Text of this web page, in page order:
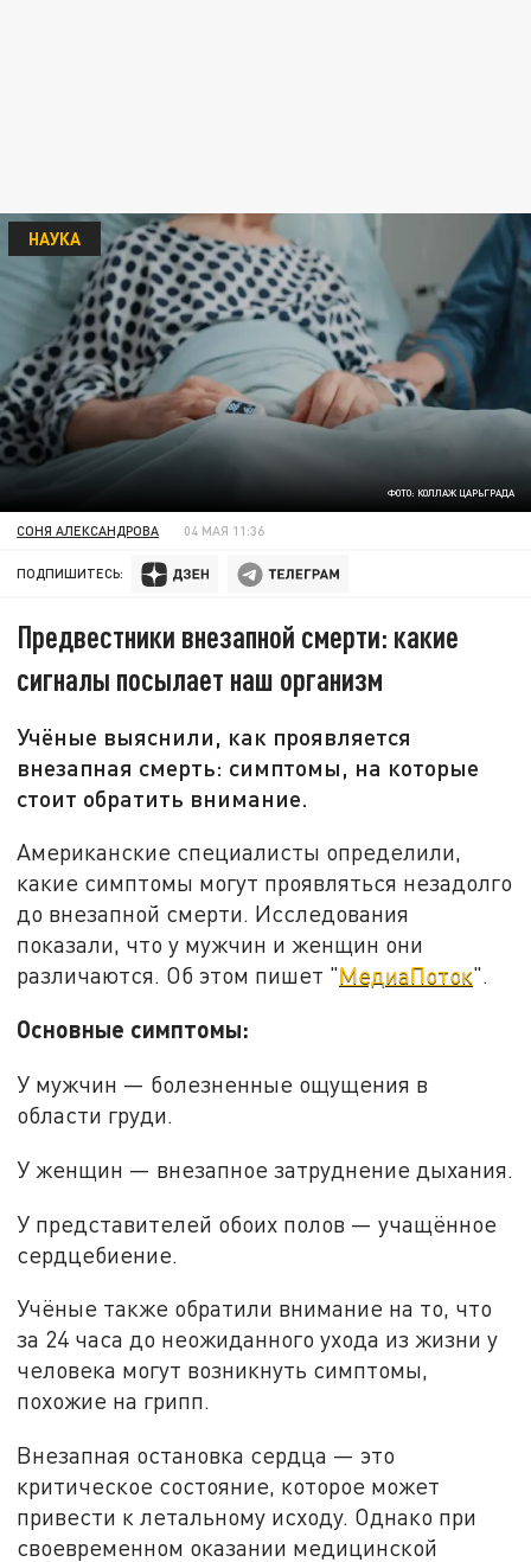
ФОТО: КОЛЛАЖ ЦАРЬГРАДА
НАУКА
СОНЯ АЛЕКСАНДРОВА 04 МАЯ 11:36
ПОДПИШИТЕСЬ:
Предвестники внезапной смерти: какие
сигналы посылает наш организм
Учёные выяснили, как проявляется
внезапная смерть: симптомы, на которые
стоит обратить внимание.
Американские специалисты определили,
какие симптомы могут проявляться незадолго
до внезапной смерти. Исследования
показали, что у мужчин и женщин они
различаются. Об этом пишет "МедиаПоток".
Основные симптомы:
У мужчин — болезненные ощущения в
области груди.
У женщин — внезапное затруднение дыхания.
У представителей обоих полов — учащённое
сердцебиение.
Учёные также обратили внимание на то, что
за 24 часа до неожиданного ухода из жизни у
человека могут возникнуть симптомы,
похожие на грипп.
Внезапная остановка сердца — это
критическое состояние, которое может
привести к летальному исходу. Однако при
своевременном оказании медицинской